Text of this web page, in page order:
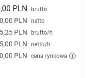
PLN brutto
PLN netto
PLN brutto/h
PLN netto/h
PLN cena rynkowa